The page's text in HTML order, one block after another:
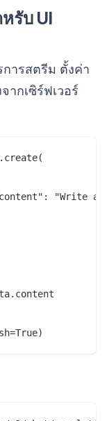
รับ UI
ารสตรีม ตั้งค่า
ากเซิร์ฟเวอร์
"Write a